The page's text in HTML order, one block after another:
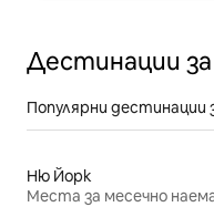
Дестинации
Популярни
Ню Йорк
Места за месечно